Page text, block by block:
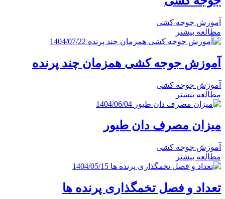
آموزش جوجه کشی
مطالعه بیشتر
1404/07/22
آموزش جوجه کشی همزمان چند پرنده
آموزش جوجه کشی
مطالعه بیشتر
1404/06/04
میزان مصرف دان طیور
آموزش جوجه کشی
مطالعه بیشتر
1404/05/15
تعداد و فصل تخمگذاری پرنده ها